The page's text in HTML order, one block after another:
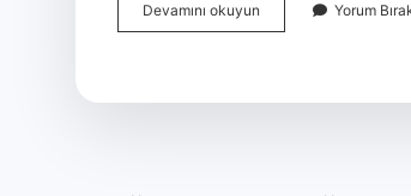
Devamını okuyun
Bakım
Yorum